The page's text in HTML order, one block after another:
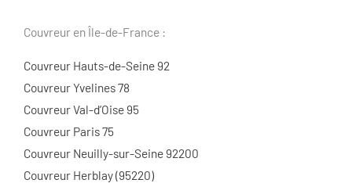
Couvreur en Île-de-France :
Couvreur Hauts-de-Seine 92
Couvreur Yvelines 78
Couvreur Val-d’Oise 95
Couvreur Paris 75
Couvreur Neuilly-sur-Seine 92200
Couvreur Herblay (95220)